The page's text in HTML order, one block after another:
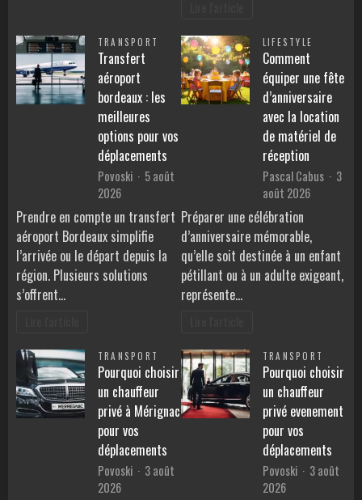
TRANSPORT
Transfert
aéroport
bordeaux : les
meilleures
options pour vos
déplacements
Povoski
5 août
2026
Prendre en compte un transfert
aéroport Bordeaux simplifie
l’arrivée ou le départ depuis la
région. Plusieurs solutions
s’offrent…
LIFESTYLE
Comment
équiper une fête
d’anniversaire
avec la location
de matériel de
réception
Pascal Cabus
3
août 2026
Préparer une célébration
d’anniversaire mémorable,
qu’elle soit destinée à un enfant
pétillant ou à un adulte exigeant,
représente…
TRANSPORT
Pourquoi choisir
un chauffeur
privé à Mérignac
pour vos
déplacements
Povoski
3 août
2026
TRANSPORT
Pourquoi choisir
un chauffeur
privé evenement
pour vos
déplacements
Povoski
3 août
2026